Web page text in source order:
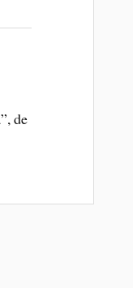
de